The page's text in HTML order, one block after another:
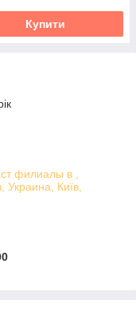
Купити
филиалы в ,
Украина, Київ,